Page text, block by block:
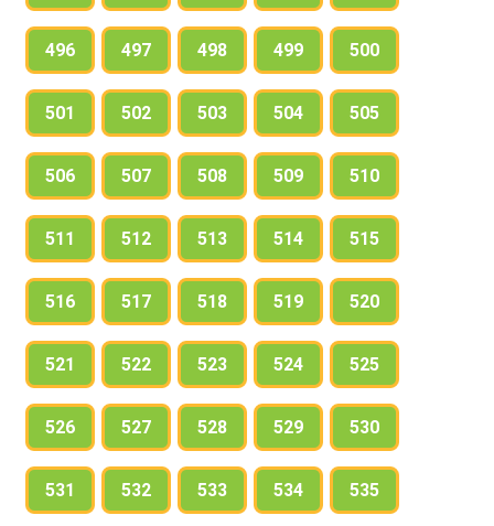
496 497 498 499 500
501 502 503 504 505
506 507 508 509 510
511 512 513 514 515
516 517 518 519 520
521 522 523 524 525
526 527 528 529 530
531 532 533 534 535